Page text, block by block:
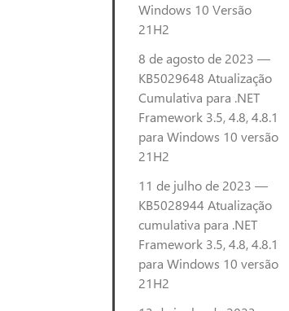
Windows 10 Versão
21H2
8 de agosto de 2023 —
KB5029648 Atualização
Cumulativa para .NET
Framework 3.5, 4.8, 4.8.1
para Windows 10 versão
21H2
11 de julho de 2023 —
KB5028944 Atualização
cumulativa para .NET
Framework 3.5, 4.8, 4.8.1
para Windows 10 versão
21H2